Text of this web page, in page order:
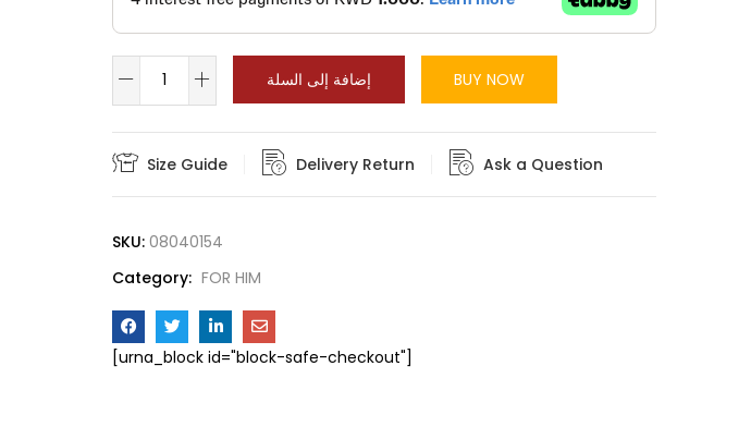
إضافة إلى السلة BUY NOW
Size Guide Delivery Return Ask a Question
SKU: 08040154
Category: FOR HIM
[urna_block id="block-safe-checkout"]